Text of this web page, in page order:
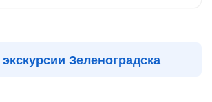
Зеленоградска